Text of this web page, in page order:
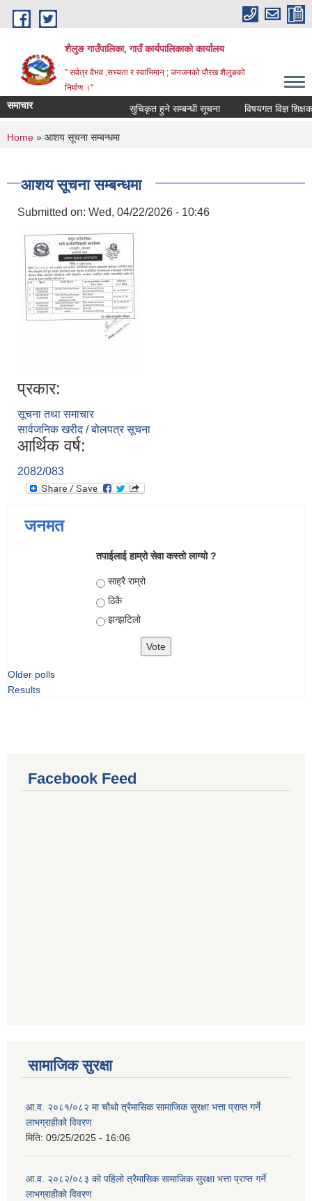
Skip to main content
शैलुङ गाउँपालिका, गाउँ कार्यपालिकाको कार्यालय
" सर्वत्र वैभव ,सभ्यता र स्वाभिमान् ; जनजनको पौरख शैलुङको
निर्माण ।"
समाचार सुचिकृत हुने सम्बन्धी सूचना विषयगत विज्ञ
You are here
Home » आशय सूचना सम्बन्धमा
आशय सूचना सम्बन्धमा
Submitted on: Wed, 04/22/2026 - 10:46
प्रकार:
सूचना तथा समाचार
सार्वजनिक खरीद / बोलपत्र सूचना
आर्थिक वर्ष:
2082/083
जनमत
तपाईलाई हाम्रो सेवा कस्तो लाग्यो ?
Choices
साह्रै राम्रो
ठिकै
झन्झटिलो
Older polls
Results
Facebook Feed
सामाजिक सुरक्षा
आ.व. २०८१/०८२ मा चौथो त्रैमासिक सामाजिक सुरक्षा भत्ता प्राप्त गर्ने
लाभग्राहीको विवरण
मिति: 09/25/2025 - 16:06
आ.व. २०८२/०८३ को पहिलो त्रैमासिक सामाजिक सुरक्षा भत्ता प्राप्त गर्ने
लाभग्राहीको विवरण